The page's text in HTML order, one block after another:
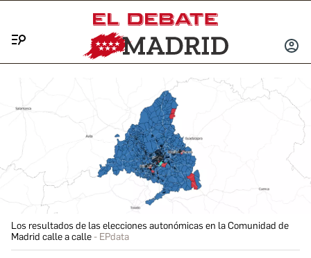
INICIAR
Los resultados de las elecciones autonómicas en la Comunidad de
Madrid calle a calle
EPdata